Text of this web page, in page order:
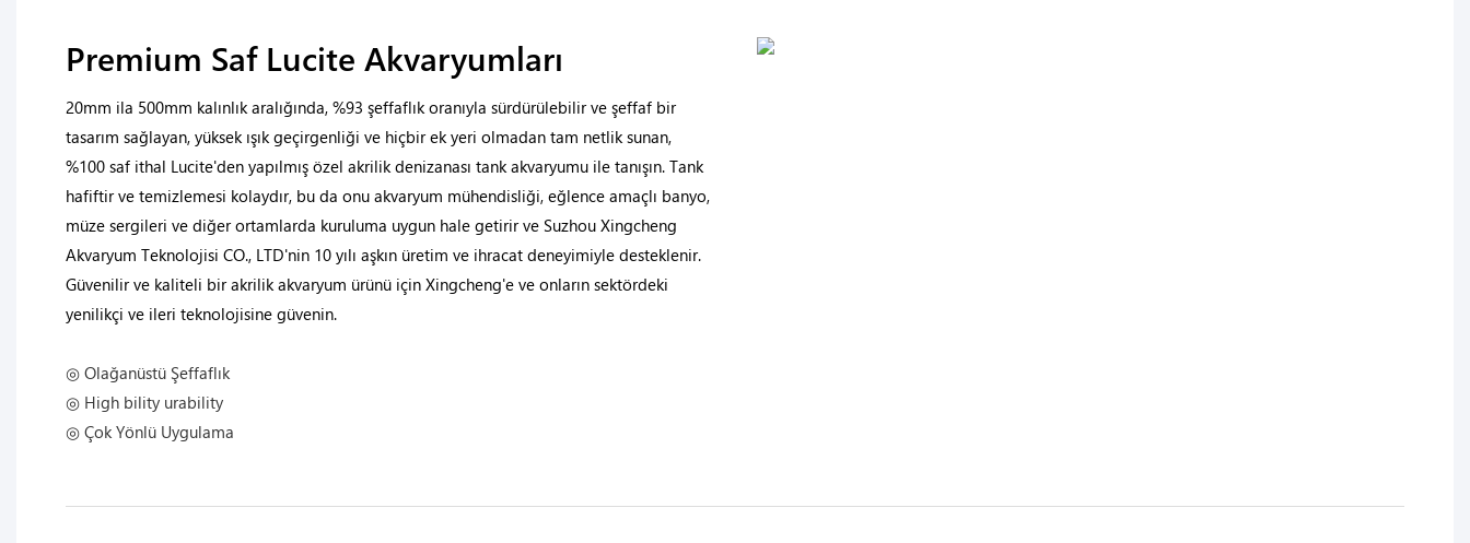
Premium Saf Lucite Akvaryumları
20mm ila 500mm kalınlık aralığında, %93 şeffaflık oranıyla sürdürülebilir ve şeffaf bir
tasarım sağlayan, yüksek ışık geçirgenliği ve hiçbir ek yeri olmadan tam netlik sunan,
%100 saf ithal Lucite'den yapılmış özel akrilik denizanası tank akvaryumu ile tanışın. Tank
hafiftir ve temizlemesi kolaydır, bu da onu akvaryum mühendisliği, eğlence amaçlı banyo,
müze sergileri ve diğer ortamlarda kuruluma uygun hale getirir ve Suzhou Xingcheng
Akvaryum Teknolojisi CO., LTD'nin 10 yılı aşkın üretim ve ihracat deneyimiyle desteklenir.
Güvenilir ve kaliteli bir akrilik akvaryum ürünü için Xingcheng'e ve onların sektördeki
yenilikçi ve ileri teknolojisine güvenin.
◎ Olağanüstü Şeffaflık
◎ High bility urability
◎ Çok Yönlü Uygulama